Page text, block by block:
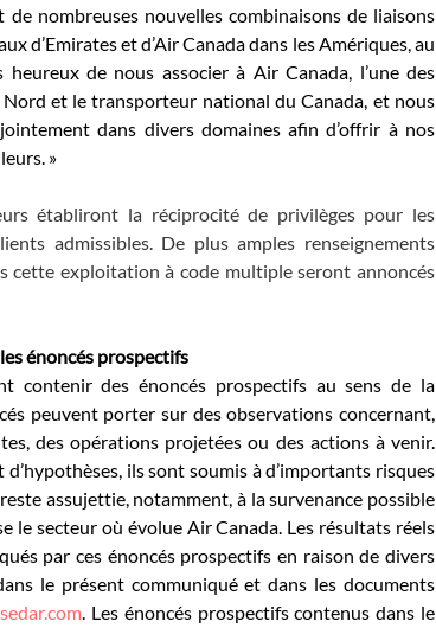
nombreuses nouvelles combinaisons de liaisons
d’Emirates et d’Air Canada dans les Amériques, au
de nous associer à Air Canada, l’une des
et le transporteur national du Canada, et nous
dans divers domaines afin d’offrir à nos
»
établiront la réciprocité de privilèges pour les
admissibles. De plus amples renseignements
cette exploitation à code multiple seront annoncés
énoncés prospectifs
contenir des énoncés prospectifs au sens de la
peuvent porter sur des observations concernant,
des opérations projetées ou des actions à venir.
ils sont soumis à d’importants risques
assujettie, notamment, à la survenance possible
le secteur où évolue Air Canada. Les résultats réels
par ces énoncés prospectifs en raison de divers
le présent communiqué et dans les documents
. Les énoncés prospectifs contenus dans le